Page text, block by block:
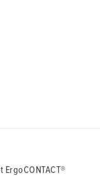
ErgoCONTACT®